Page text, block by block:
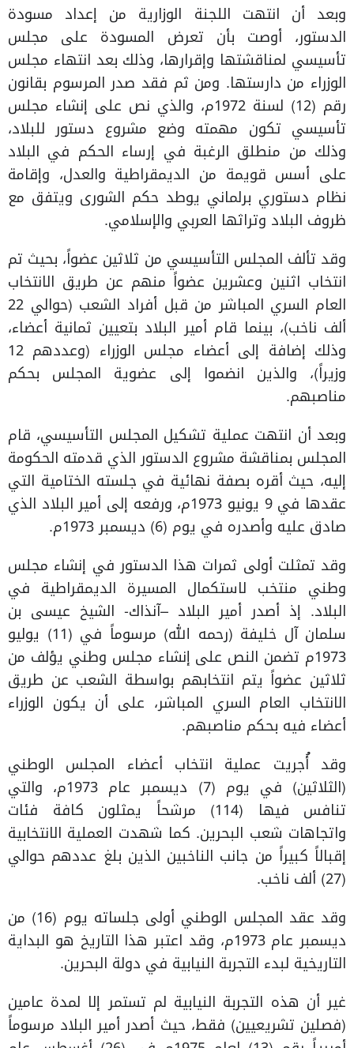
وبعد أن انتهت اللجنة الوزارية من إعداد مسودة
الدستور، أوصت بأن تعرض المسودة على مجلس
تأسيسي لمناقشتها وإقرارها، وذلك بعد انتهاء مجلس
الوزراء من دارستها. ومن ثم فقد صدر المرسوم بقانون
رقم (12) لسنة 1972م، والذي نص على إنشاء مجلس
تأسيسي تكون مهمته وضع مشروع دستور للبلاد،
وذلك من منطلق الرغبة في إرساء الحكم في البلاد
على أسس قويمة من الديمقراطية والعدل، وإقامة
نظام دستوري برلماني يوطد حكم الشورى ويتفق مع
ظروف البلاد وتراثها العربي والإسلامي.
وقد تألف المجلس التأسيسي من ثلاثين عضواً، بحيث تم
انتخاب اثنين وعشرين عضواً منهم عن طريق الانتخاب
العام السري المباشر من قبل أفراد الشعب (حوالي 22
ألف ناخب)، بينما قام أمير البلاد بتعيين ثمانية أعضاء،
وذلك إضافة إلى أعضاء مجلس الوزراء (وعددهم 12
وزيراً)، والذين انضموا إلى عضوية المجلس بحكم
مناصبهم.
وبعد أن انتهت عملية تشكيل المجلس التأسيسي، قام
المجلس بمناقشة مشروع الدستور الذي قدمته الحكومة
إليه، حيث أقره بصفة نهائية في جلسته الختامية التي
عقدها في 9 يونيو 1973م، ورفعه إلى أمير البلاد الذي
صادق عليه وأصدره في يوم (6) ديسمبر 1973م.
وقد تمثلت أولى ثمرات هذا الدستور في إنشاء مجلس
وطني منتخب لاستكمال المسيرة الديمقراطية في
البلاد. إذ أصدر أمير البلاد –آنذاك- الشيخ عيسى بن
سلمان آل خليفة (رحمه الله) مرسوماً في (11) يوليو
1973م تضمن النص على إنشاء مجلس وطني يؤلف من
ثلاثين عضواً يتم انتخابهم بواسطة الشعب عن طريق
الانتخاب العام السري المباشر، على أن يكون الوزراء
أعضاء فيه بحكم مناصبهم.
وقد أُجريت عملية انتخاب أعضاء المجلس الوطني
(الثلاثين) في يوم (7) ديسمبر عام 1973م، والتي
تنافس فيها (114) مرشحاً يمثلون كافة فئات
واتجاهات شعب البحرين. كما شهدت العملية الانتخابية
إقبالاً كبيراً من جانب الناخبين الذين بلغ عددهم حوالي
(27) ألف ناخب.
وقد عقد المجلس الوطني أولى جلساته يوم (16) من
ديسمبر عام 1973م، وقد اعتبر هذا التاريخ هو البداية
التاريخية لبدء التجربة النيابية في دولة البحرين.
غير أن هذه التجربة النيابية لم تستمر إلا لمدة عامين
(فصلين تشريعيين) فقط، حيث أصدر أمير البلاد مرسوماً